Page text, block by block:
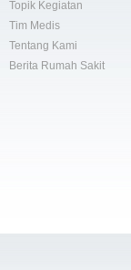
Topik Kegiatan
Tim Medis
Tentang Kami
Berita Rumah Sakit